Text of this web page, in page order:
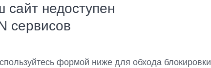
недоступен
сервисов
формой ниже для обхода блокировки